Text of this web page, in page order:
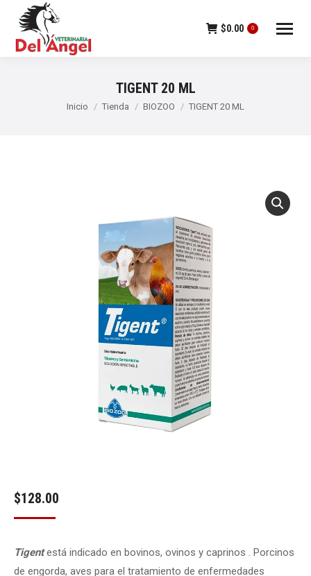
$0.00 0
TIGENT 20 ML
Estás aquí:
Inicio Tienda BIOZOO TIGENT 20 ML
$128.00
Tigentestá indicado en bovinos, ovinos y caprinos . Porcinos
de engorda, aves para el tratamiento de enfermedades